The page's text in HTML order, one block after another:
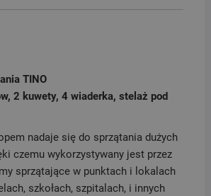
TINO
2 kuwety, 4 wiaderka, stelaż pod
nadaje się do sprzątania dużych
czemu wykorzystywany jest przez
sprzątające w punktach i lokalach
szkołach, szpitalach, i innych